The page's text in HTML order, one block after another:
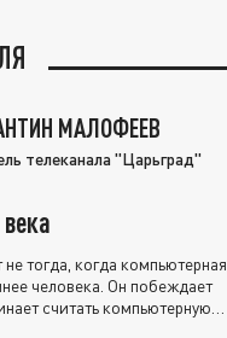
МАЛОФЕЕВ
телеканала "Царьград"
тогда, когда компьютерная
человека. Он побеждает
считать компьютерную